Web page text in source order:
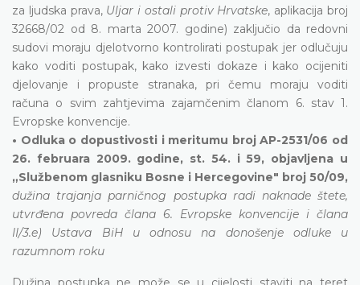
za ljudska prava, Uljar i ostali protiv Hrvatske, aplikacija broj
32668/02 od 8. marta 2007. godine) zaključio da redovni
sudovi moraju djelotvorno kontrolirati postupak jer odlučuju
kako voditi postupak, kako izvesti dokaze i kako ocijeniti
djelovanje i propuste stranaka, pri čemu moraju voditi
računa o svim zahtjevima zajamčenim članom 6. stav 1.
Evropske konvencije.
• Odluka o dopustivosti i meritumu broj AP-2531/06 od
26. februara 2009. godine, st. 54. i 59, objavljena u
„Službenom glasniku Bosne i Hercegovine" broj 50/09,
dužina trajanja parničnog postupka radi naknade štete,
utvrđena povreda člana 6. Evropske konvencije i člana
II/3.e) Ustava BiH u odnosu na donošenje odluke u
razumnom roku